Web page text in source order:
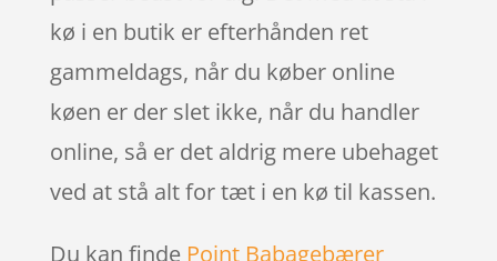
kø i en butik er efterhånden ret
gammeldags, når du køber online
køen er der slet ikke, når du handler
online, så er det aldrig mere ubehaget
ved at stå alt for tæt i en kø til kassen.
Du kan finde Point Babagebærer